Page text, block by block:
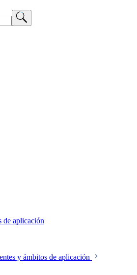
de aplicación
y ámbitos de aplicación